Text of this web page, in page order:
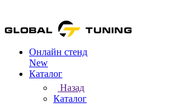
Онлайн стенд
New
Каталог
Назад
Каталог